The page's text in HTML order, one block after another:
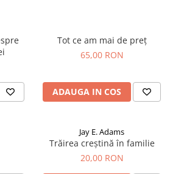
Tot ce am mai de preț
65,00 RON
ADAUGA IN COS
Jay E. Adams
Trăirea creștină în familie
20,00 RON